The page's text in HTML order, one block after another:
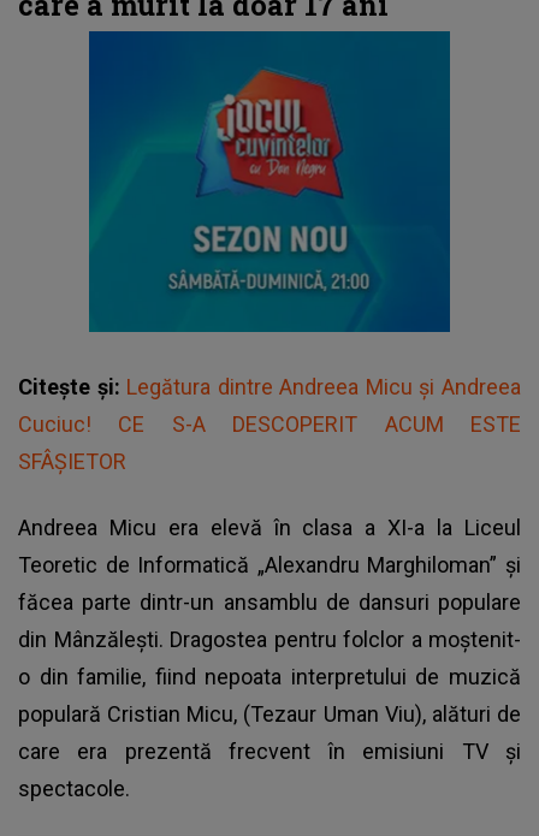
Citește și: Legătura dintre Andreea Micu și Andreea
Cuciuc! CE S-A DESCOPERIT ACUM ESTE
SFÂȘIETOR
Andreea Micu era elevă în clasa a XI-a la Liceul
Teoretic de Informatică „Alexandru Marghiloman” și
făcea parte dintr-un ansamblu de dansuri populare
din Mânzălești. Dragostea pentru folclor a moștenit-
o din familie, fiind nepoata interpretului de muzică
populară Cristian Micu, (Tezaur Uman Viu), alături de
care era prezentă frecvent în emisiuni TV și
spectacole.